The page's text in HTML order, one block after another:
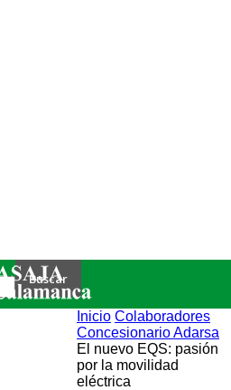
Inicio Colaboradores
Concesionario Adarsa
El nuevo EQS: pasión
por la movilidad
eléctrica